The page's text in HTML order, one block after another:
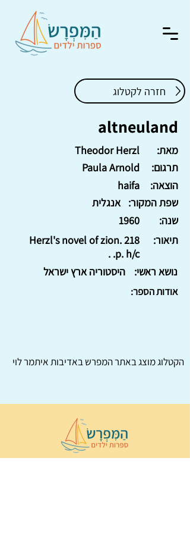
חזרה לקטלוג
altneuland
Theodor Herzl
מאת:
Paula Arnold
תרגום:
haifa
הוצאה:
אנגלית
שפת המקור:
1960
שנה:
Herzl's novel of zion. 218
p. h/c. .
תיאור:
היסטוריה ארץ ישראל נושא ראשי:
אודות הספר:
הקטלוג מוצג באתרהמפרשבאדיבות איתמר לוי